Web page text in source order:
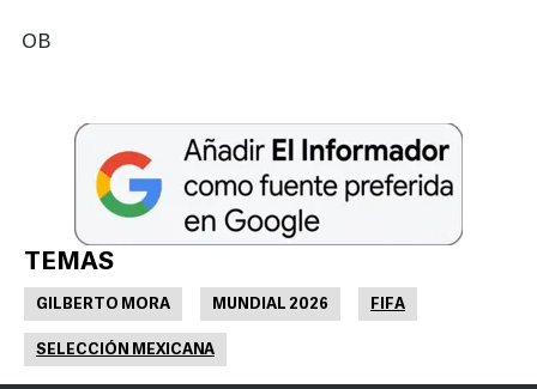
OB
TEMAS
GILBERTO MORA MUNDIAL 2026 FIFA
SELECCIÓN MEXICANA